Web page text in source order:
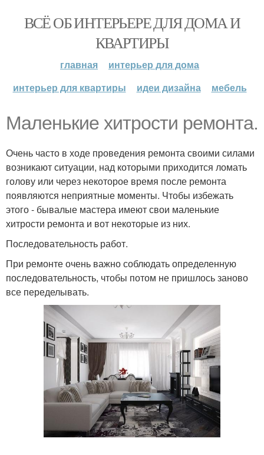
ВСЁ ОБ ИНТЕРЬЕРЕ ДЛЯ ДОМА И
КВАРТИРЫ
главная
интерьер для дома
интерьер для квартиры
идеи дизайна мебель
Маленькие хитрости ремонта.
Очень часто в ходе проведения ремонта своими силами
возникают ситуации, над которыми приходится ломать
голову или через некоторое время после ремонта
появляются неприятные моменты. Чтобы избежать
этого - бывалые мастера имеют свои маленькие
хитрости ремонта и вот некоторые из них.
Последовательность работ.
При ремонте очень важно соблюдать определенную
последовательность, чтобы потом не пришлось заново
все переделывать.